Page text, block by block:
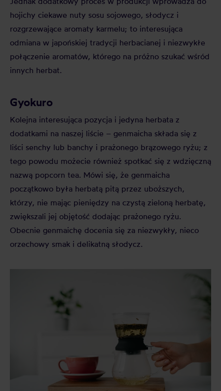
hojichy ciekawe nuty sosu sojowego, słodycz i
rozgrzewające aromaty karmelu; to interesująca
odmiana w japońskiej tradycji herbacianej i niezwykłe
połączenie aromatów, którego na próżno szukać wśród
innych herbat.
Gyokuro
Kolejna interesująca pozycja i jedyna herbata z
dodatkami na naszej liście – genmaicha składa się z
liści senchy lub banchy i prażonego brązowego ryżu; z
tego powodu możecie również spotkać się z wdzięczną
nazwą popcorn tea. Mówi się, że genmaicha
początkowo była herbatą pitą przez uboższych,
którzy, nie mając pieniędzy na czystą zieloną herbatę,
zwiększali jej objętość dodając prażonego ryżu.
Obecnie genmaichę docenia się za niezwykły, nieco
orzechowy smak i delikatną słodycz.